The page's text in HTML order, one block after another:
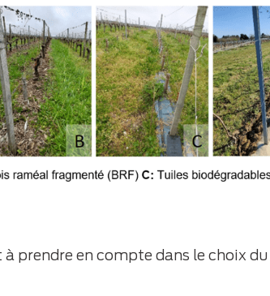
à prendre en compte dans le choix